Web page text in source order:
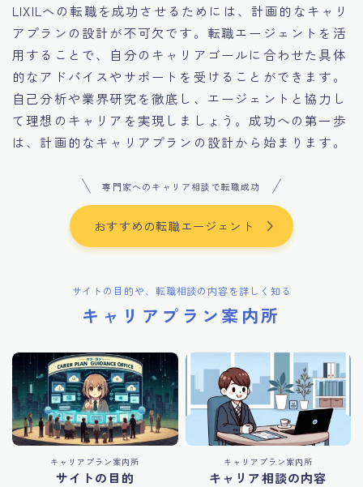
LIXILへの転職を成功させるためには、計画的なキャリ
アプランの設計が不可欠です。転職エージェントを活
用することで、自分のキャリアゴールに合わせた具体
的なアドバイスやサポートを受けることができます。
自己分析や業界研究を徹底し、エージェントと協力し
て理想のキャリアを実現しましょう。成功への第一歩
は、計画的なキャリアプランの設計から始まります。
専門家へのキャリア相談で転職成功
おすすめの転職エージェント
サイトの目的や、転職相談の内容を詳しく知る
キャリアプラン案内所
キャリアプラン案内所
サイトの目的
キャリアプラン案内所
キャリア相談の内容